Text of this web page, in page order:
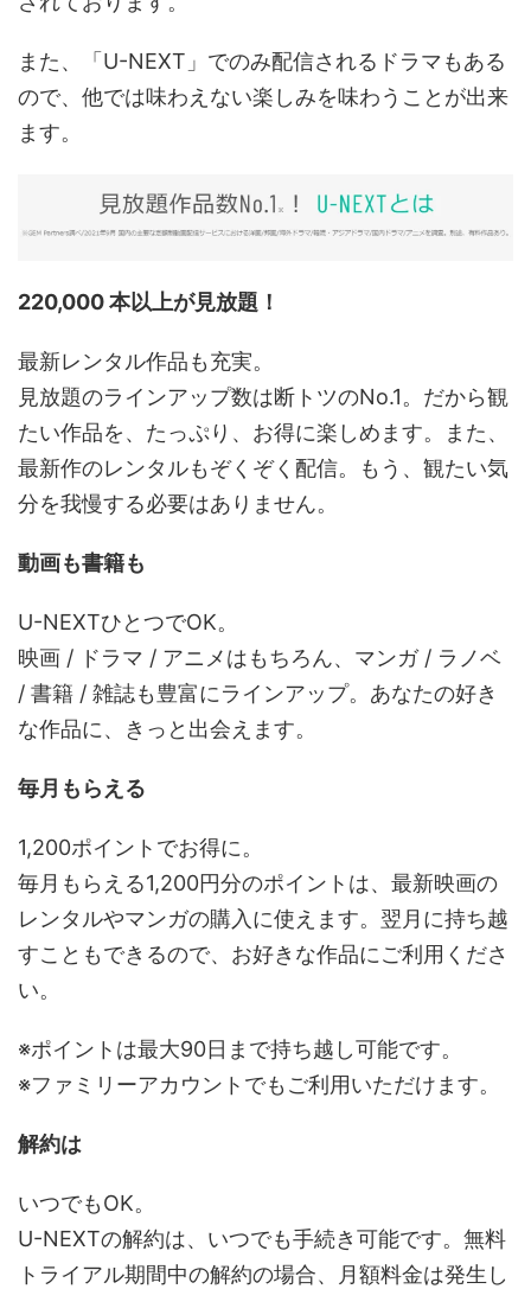
また、「U-NEXT」でのみ配信されるドラマもある
ので、他では味わえない楽しみを味わうことが出来
ます。
220,000 本以上が見放題！
最新レンタル作品も充実。
見放題のラインアップ数は断トツのNo.1。だから観
たい作品を、たっぷり、お得に楽しめます。また、
最新作のレンタルもぞくぞく配信。もう、観たい気
分を我慢する必要はありません。
動画も書籍も
U-NEXTひとつでOK。
映画 / ドラマ / アニメはもちろん、マンガ / ラノベ
/ 書籍 / 雑誌も豊富にラインアップ。あなたの好き
な作品に、きっと出会えます。
毎月もらえる
1,200ポイントでお得に。
毎月もらえる1,200円分のポイントは、最新映画の
レンタルやマンガの購入に使えます。翌月に持ち越
すこともできるので、お好きな作品にご利用くださ
い。
※ポイントは最大90日まで持ち越し可能です。
※ファミリーアカウントでもご利用いただけます。
解約は
いつでもOK。
U-NEXTの解約は、いつでも手続き可能です。無料
トライアル期間中の解約の場合、月額料金は発生し